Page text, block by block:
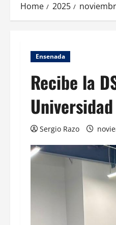
Home 2025
Ensenada
Recibe la
Sergio Razo